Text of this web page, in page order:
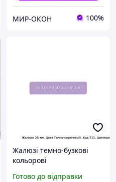
МИР-ОКОН 100%
Жалюзі темно-бузкові
кольорові
Готово до відправки